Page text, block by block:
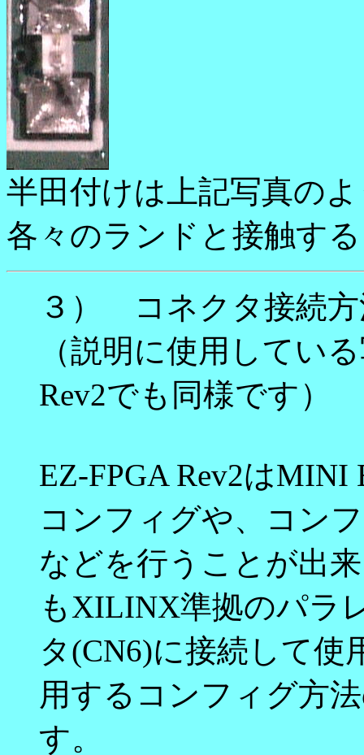
半田付けは上記写真の
各々のランドと接触す
３） コネクタ接続
（説明に使用してい
Rev2でも同様です）
EZ-FPGA Rev2は
コンフィグや、コン
などを行うことが出
もXILINX準拠のパラ
タ(CN6)に接続して使
用するコンフィグ方
す。